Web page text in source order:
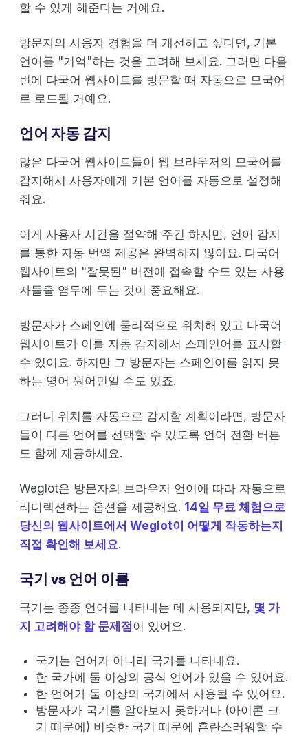
할 수 있게 해준다는 거예요.
방문자의 사용자 경험을 더 개선하고 싶다면, 기본
언어를 "기억"하는 것을 고려해 보세요. 그러면 다음
번에 다국어 웹사이트를 방문할 때 자동으로 모국어
로 로드될 거예요.
언어 자동 감지
많은 다국어 웹사이트들이 웹 브라우저의 모국어를
감지해서 사용자에게 기본 언어를 자동으로 설정해
줘요.
이게 사용자 시간을 절약해 주긴 하지만, 언어 감지
를 통한 자동 번역 제공은 완벽하지 않아요. 다국어
웹사이트의 "잘못된" 버전에 접속할 수도 있는 사용
자들을 염두에 두는 것이 중요해요.
방문자가 스페인에 물리적으로 위치해 있고 다국어
웹사이트가 이를 자동 감지해서 스페인어를 표시할
수 있어요. 하지만 그 방문자는 스페인어를 읽지 못
하는 영어 원어민일 수도 있죠.
그러니 위치를 자동으로 감지할 계획이라면, 방문자
들이 다른 언어를 선택할 수 있도록 언어 전환 버튼
도 함께 제공하세요.
Weglot은 방문자의 브라우저 언어에 따라 자동으로
리디렉션하는 옵션을 제공해요. 14일 무료 체험으로
당신의 웹사이트에서 Weglot이 어떻게 작동하는지
직접 확인해 보세요.
국기 vs 언어 이름
국기는 종종 언어를 나타내는 데 사용되지만, 몇 가
지 고려해야 할 문제점 이 있어요.
국기는 언어가 아니라 국가를 나타내요.
한 국가에 둘 이상의 공식 언어가 있을 수 있어요.
한 언어가 둘 이상의 국가에서 사용될 수 있어요.
방문자가 국기를 알아보지 못하거나 (아이콘 크
기 때문에) 비슷한 국기 때문에 혼란스러워할 수